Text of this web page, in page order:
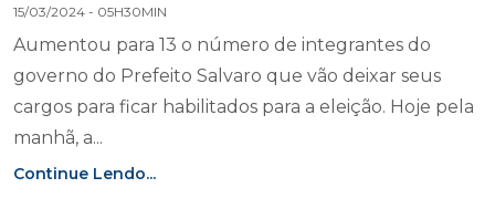
15/03/2024 - 05H30MIN
Aumentou para 13 o número de integrantes do
governo do Prefeito Salvaro que vão deixar seus
cargos para ficar habilitados para a eleição. Hoje pela
manhã, a...
Continue Lendo...